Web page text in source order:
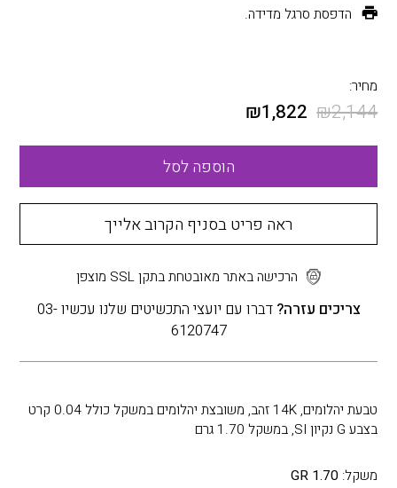
הדפסת סרגל מדידה.
מחיר:
₪2,144
₪1,822
הוספה לסל
ראה פריט בסניף הקרוב אלייך
הרכישה באתר מאובטחת בתקן SSL מוצפן
צריכים עזרה?
דברו עם יועצי התכשיטים שלנו עכשיו 03-
6120747
טבעת יהלומים, 14K זהב, משובצת יהלומים במשקל כולל 0.04 קרט
בצבע G נקיון SI, במשקל 1.70 גרם
משקל: 1.70 GR